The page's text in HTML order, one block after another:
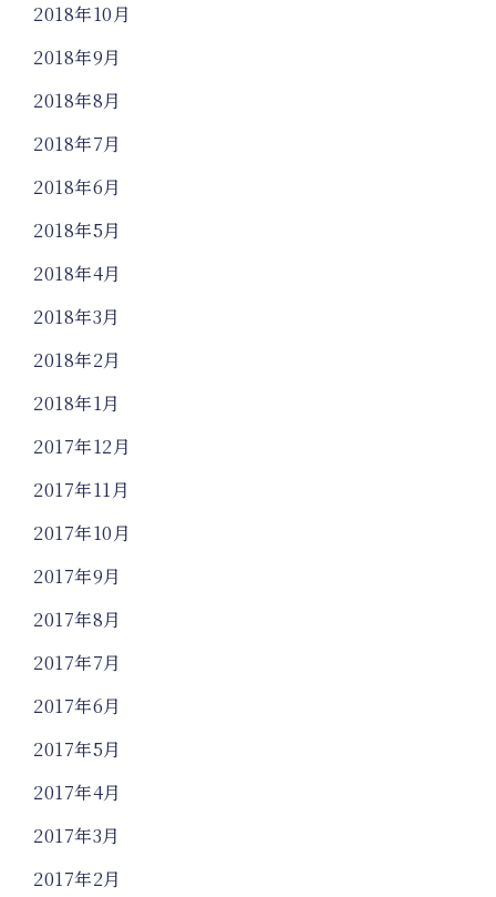
2018年10月
2018年9月
2018年8月
2018年7月
2018年6月
2018年5月
2018年4月
2018年3月
2018年2月
2018年1月
2017年12月
2017年11月
2017年10月
2017年9月
2017年8月
2017年7月
2017年6月
2017年5月
2017年4月
2017年3月
2017年2月